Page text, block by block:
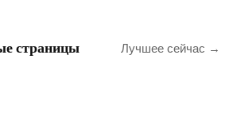
страницы Лучшее сейчас →